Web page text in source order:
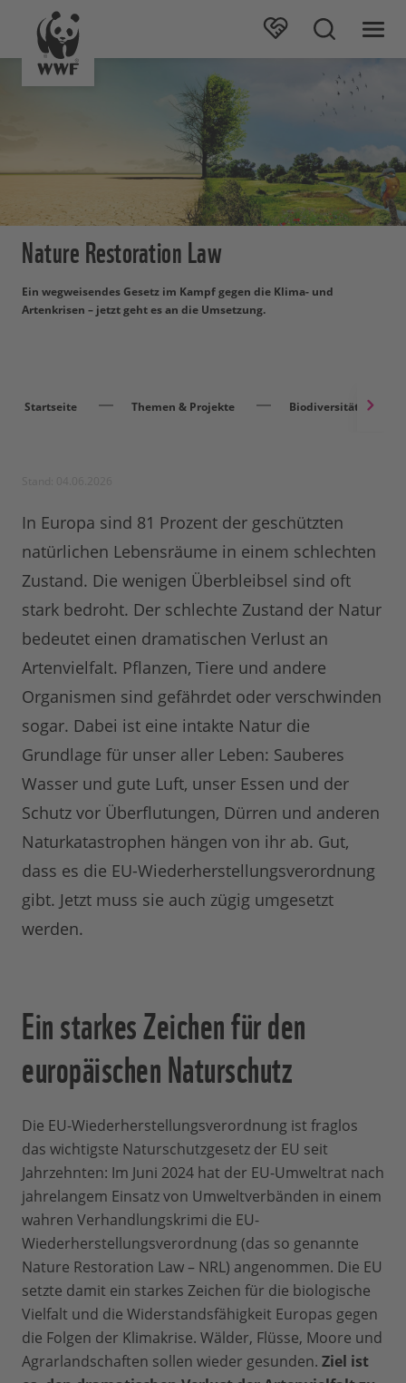
Nature Restoration Law
Ein wegweisendes Gesetz im Kampf gegen die Klima- und
Artenkrisen – jetzt geht es an die Umsetzung.
Startseite Themen & Projekte Biodiversität
In Europa sind 81 Prozent der geschützten
natürlichen Lebensräume in einem schlechten
Zustand. Die wenigen Überbleibsel sind oft
stark bedroht. Der schlechte Zustand der Natur
bedeutet einen dramatischen Verlust an
Artenvielfalt. Pflanzen, Tiere und andere
Organismen sind gefährdet oder verschwinden
sogar. Dabei ist eine intakte Natur die
Grundlage für unser aller Leben: Sauberes
Wasser und gute Luft, unser Essen und der
Schutz vor Überflutungen, Dürren und anderen
Naturkatastrophen hängen von ihr ab. Gut,
dass es die EU-Wiederherstellungsverordnung
gibt. Jetzt muss sie auch zügig umgesetzt
werden.
Ein starkes Zeichen für den
europäischen Naturschutz
Die EU-Wiederherstellungsverordnung ist fraglos
das wichtigste Naturschutzgesetz der EU seit
Jahrzehnten: Im Juni 2024 hat der EU-Umweltrat nach
jahrelangem Einsatz von Umweltverbänden in einem
wahren Verhandlungskrimi die EU-
Wiederherstellungsverordnung (das so genannte
Nature Restoration Law – NRL) angenommen. Die EU
setzte damit ein starkes Zeichen für die biologische
Vielfalt und die Widerstandsfähigkeit Europas gegen
die Folgen der Klimakrise. Wälder, Flüsse, Moore und
Agrarlandschaften sollen wieder gesunden. Ziel ist